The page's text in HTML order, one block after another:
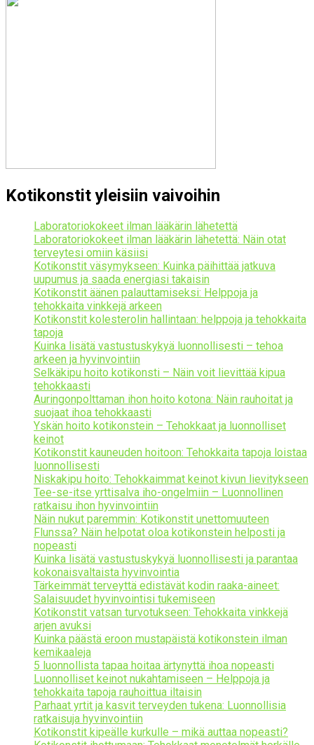
Kotikonstit yleisiin vaivoihin
Laboratoriokokeet ilman lääkärin lähetettä
Laboratoriokokeet ilman lääkärin lähetettä: Näin otat
terveytesi omiin käsiisi
Kotikonstit väsymykseen: Kuinka päihittää jatkuva
uupumus ja saada energiasi takaisin
Kotikonstit äänen palauttamiseksi: Helppoja ja
tehokkaita vinkkejä arkeen
Kotikonstit kolesterolin hallintaan: helppoja ja tehokkaita
tapoja
Kuinka lisätä vastustuskykyä luonnollisesti – tehoa
arkeen ja hyvinvointiin
Selkäkipu hoito kotikonsti – Näin voit lievittää kipua
tehokkaasti
Auringonpolttaman ihon hoito kotona: Näin rauhoitat ja
suojaat ihoa tehokkaasti
Yskän hoito kotikonstein – Tehokkaat ja luonnolliset
keinot
Kotikonstit kauneuden hoitoon: Tehokkaita tapoja loistaa
luonnollisesti
Niskakipu hoito: Tehokkaimmat keinot kivun lievitykseen
Tee-se-itse yrttisalva iho-ongelmiin – Luonnollinen
ratkaisu ihon hyvinvointiin
Näin nukut paremmin: Kotikonstit unettomuuteen
Flunssa? Näin helpotat oloa kotikonstein helposti ja
nopeasti
Kuinka lisätä vastustuskykyä luonnollisesti ja parantaa
kokonaisvaltaista hyvinvointia
Tärkeimmät terveyttä edistävät kodin raaka-aineet:
Salaisuudet hyvinvointisi tukemiseen
Kotikonstit vatsan turvotukseen: Tehokkaita vinkkejä
arjen avuksi
Kuinka päästä eroon mustapäistä kotikonstein ilman
kemikaaleja
5 luonnollista tapaa hoitaa ärtynyttä ihoa nopeasti
Luonnolliset keinot nukahtamiseen – Helppoja ja
tehokkaita tapoja rauhoittua iltaisin
Parhaat yrtit ja kasvit terveyden tukena: Luonnollisia
ratkaisuja hyvinvointiin
Kotikonstit kipeälle kurkulle – mikä auttaa nopeasti?